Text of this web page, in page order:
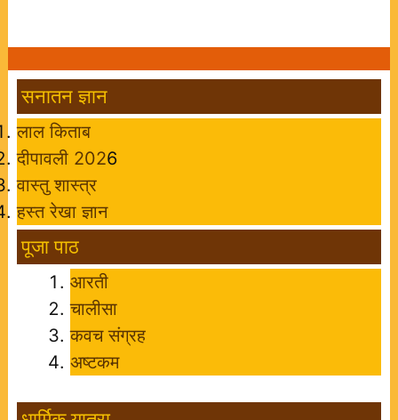
सनातन ज्ञान
लाल किताब
दीपावली 2026
वास्तु शास्त्र
हस्त रेखा ज्ञान
पूजा पाठ
आरती
चालीसा
कवच संग्रह
अष्टकम